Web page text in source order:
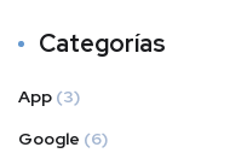
Categorías
App (3)
Google (6)